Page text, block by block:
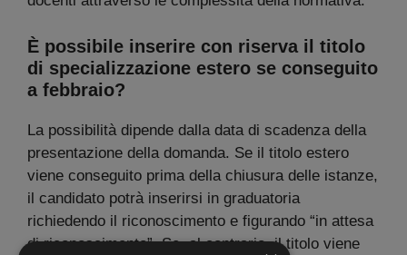
È possibile inserire con riserva il titolo
di specializzazione estero se conseguito
a febbraio?
La possibilità dipende dalla data di scadenza della
presentazione della domanda. Se il titolo estero
viene conseguito prima della chiusura delle istanze,
il candidato potrà inserirsi in graduatoria
richiedendo il riconoscimento e figurando “in attesa
di riconoscimento”. Se, al contrario, il titolo viene